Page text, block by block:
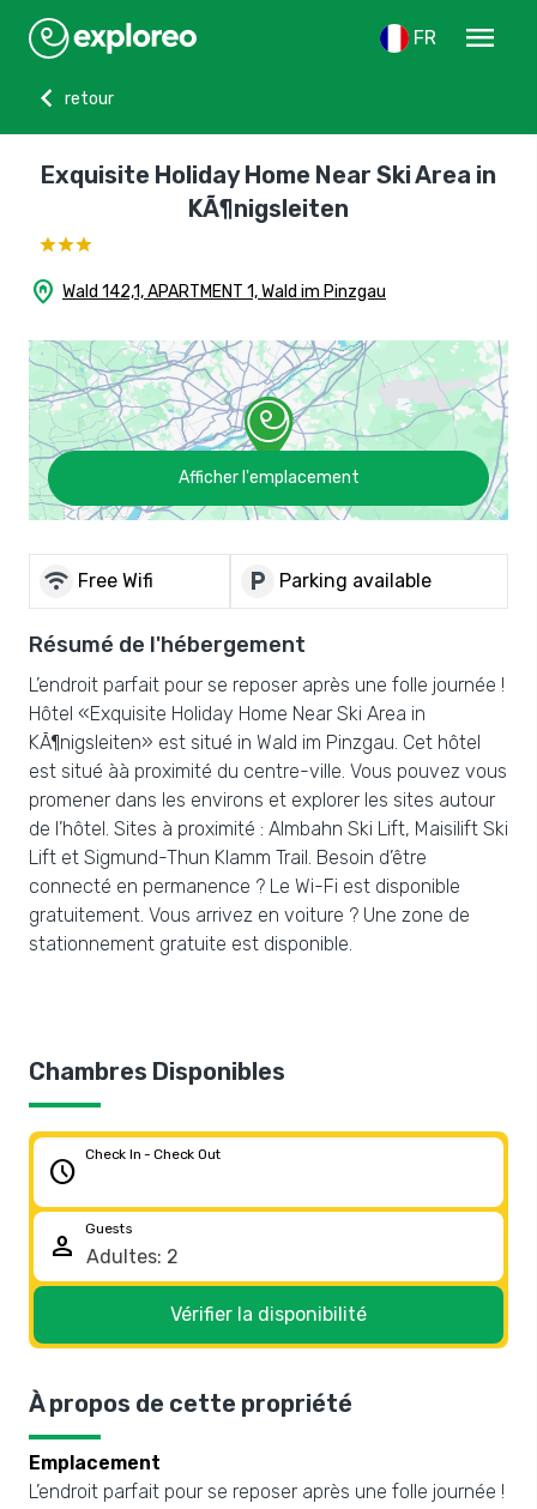
FR
menu
chevron_left
retour
Exquisite Holiday Home Near Ski Area in
KÃ¶nigsleiten
home_pin Wald 142,1, APARTMENT 1, Wald im Pinzgau
Afficher l'emplacement
wifi Free Wifi local_parking Parking available
Résumé de l'hébergement
L’endroit parfait pour se reposer après une folle journée !
Hôtel «Exquisite Holiday Home Near Ski Area in
KÃ¶nigsleiten» est situé in Wald im Pinzgau. Cet hôtel
est situé àà proximité du centre-ville. Vous pouvez vous
promener dans les environs et explorer les sites autour
de l’hôtel. Sites à proximité : Almbahn Ski Lift, Maisilift Ski
Lift et Sigmund-Thun Klamm Trail. Besoin d’être
connecté en permanence ? Le Wi-Fi est disponible
gratuitement. Vous arrivez en voiture ? Une zone de
stationnement gratuite est disponible.
Chambres Disponibles
schedule
Check In - Check Out
person
Guests
Vérifier la disponibilité
À propos de cette propriété
Emplacement
L’endroit parfait pour se reposer après une folle journée !